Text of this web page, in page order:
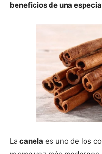
beneficios de una
La canela es uno de los